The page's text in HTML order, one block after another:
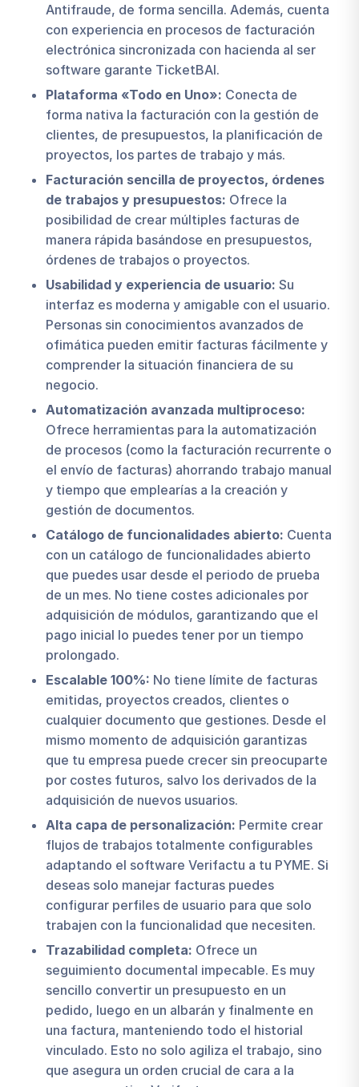
Antifraude, de forma sencilla. Además, cuenta
con experiencia en procesos de facturación
electrónica sincronizada con hacienda al ser
software garante TicketBAI.
Plataforma «Todo en Uno»: Conecta de
forma nativa la facturación con la gestión de
clientes, de presupuestos, la planificación de
proyectos, los partes de trabajo y más.
Facturación sencilla de proyectos, órdenes
de trabajos y presupuestos: Ofrece la
posibilidad de crear múltiples facturas de
manera rápida basándose en presupuestos,
órdenes de trabajos o proyectos.
Usabilidad y experiencia de usuario: Su
interfaz es moderna y amigable con el usuario.
Personas sin conocimientos avanzados de
ofimática pueden emitir facturas fácilmente y
comprender la situación financiera de su
negocio.
Automatización avanzada multiproceso:
Ofrece herramientas para la automatización
de procesos (como la facturación recurrente o
el envío de facturas) ahorrando trabajo manual
y tiempo que emplearías a la creación y
gestión de documentos.
Catálogo de funcionalidades abierto: Cuenta
con un catálogo de funcionalidades abierto
que puedes usar desde el periodo de prueba
de un mes. No tiene costes adicionales por
adquisición de módulos, garantizando que el
pago inicial lo puedes tener por un tiempo
prolongado.
Escalable 100%: No tiene límite de facturas
emitidas, proyectos creados, clientes o
cualquier documento que gestiones. Desde el
mismo momento de adquisición garantizas
que tu empresa puede crecer sin preocuparte
por costes futuros, salvo los derivados de la
adquisición de nuevos usuarios.
Alta capa de personalización: Permite crear
flujos de trabajos totalmente configurables
adaptando el software Verifactu a tu PYME. Si
deseas solo manejar facturas puedes
configurar perfiles de usuario para que solo
trabajen con la funcionalidad que necesiten.
Trazabilidad completa: Ofrece un
seguimiento documental impecable. Es muy
sencillo convertir un presupuesto en un
pedido, luego en un albarán y finalmente en
una factura, manteniendo todo el historial
vinculado. Esto no solo agiliza el trabajo, sino
que asegura un orden crucial de cara a la